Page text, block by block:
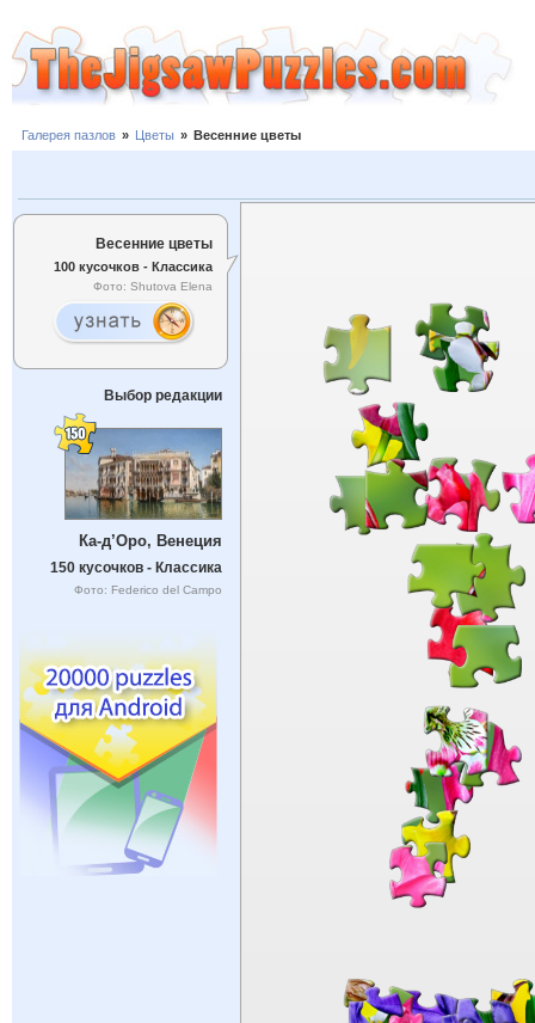
Галерея пазлов » Цветы » Весенние цветы
Весенние цветы
100 кусочков - Классика
Фото: Shutova Elena
Выбор редакции
Ка-д’Оро, Венеция
150 кусочков - Классика
Фото: Federico del Campo